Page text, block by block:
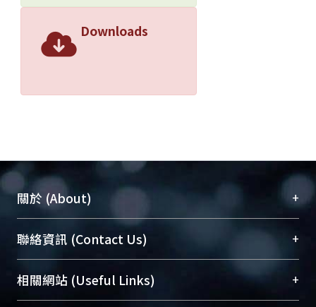
Downloads
關於 (About) +
臺大位居世界頂尖大學之列，為永久珍藏及向國際
展現本校豐碩的研究成果及學術能量，圖書館整合
機構典藏（NTUR）與學術庫（AH）不同功能平
台，成為臺大學術典藏NTU scholars。期能整合研
聯絡資訊 (Contact Us) +
總館學科館員(Main Library)
醫學圖書館學科館員(Medical Library)
相關網站 (Useful Links) +